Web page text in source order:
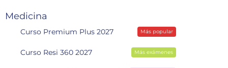
Medicina
Curso Premium Plus 2027 Más popular
Curso Resi 360 2027 Más exámenes